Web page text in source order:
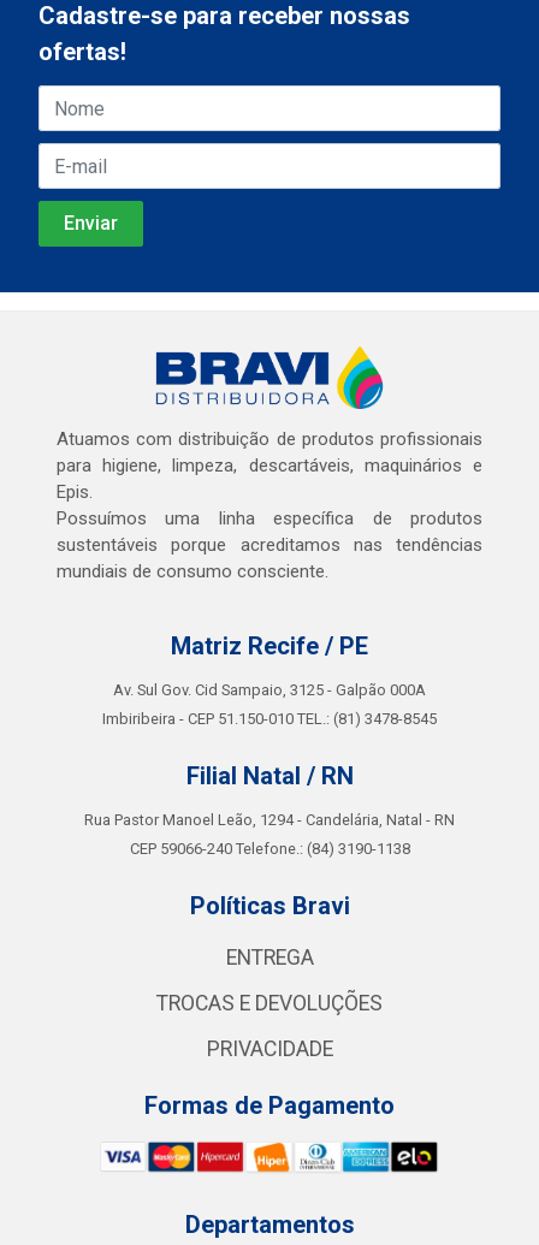
Cadastre-se para receber nossas
ofertas!
Atuamos com distribuição de produtos profissionais
para higiene, limpeza, descartáveis, maquinários e
Epis.
Possuímos uma linha específica de produtos
sustentáveis porque acreditamos nas tendências
mundiais de consumo consciente.
Matriz Recife / PE
Av. Sul Gov. Cid Sampaio, 3125 - Galpão 000A
Imbiribeira - CEP 51.150-010 TEL.: (81) 3478-8545
Filial Natal / RN
Rua Pastor Manoel Leão, 1294 - Candelária, Natal - RN
CEP 59066-240 Telefone.: (84) 3190-1138
Políticas Bravi
ENTREGA
TROCAS E DEVOLUÇÕES
PRIVACIDADE
Formas de Pagamento
Departamentos